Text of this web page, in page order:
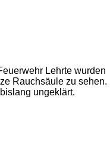
Lehrte wurden
Rauchsäule zu sehen.
ungeklärt.